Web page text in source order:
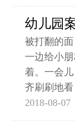
幼儿园
被打翻的
一边给小
着。一会
齐刷刷地看
2018-08-07